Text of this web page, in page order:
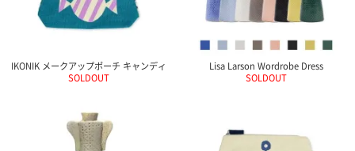
IKONIK メークアップポーチ キャンディ
SOLDOUT
Lisa Larson Wordrobe Dress
SOLDOUT